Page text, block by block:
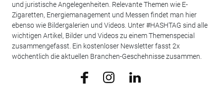
und juristische Angelegenheiten. Relevante Themen wie E-
Zigaretten, Energiemanagement und Messen findet man hier
ebenso wie Bildergalerien und Videos. Unter #HASHTAG sind alle
wichtigen Artikel, Bilder und Videos zu einem Themenspecial
zusammengefasst. Ein kostenloser Newsletter fasst 2x
wöchentlich die aktuellen Branchen-Geschehnisse zusammen.